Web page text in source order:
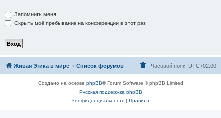
Запомнить меня
Скрыть моё пребывание на конференции в этот раз
Живая Этика в мире Список форумов Часовой пояс: UTC+02:00
Создано на основе phpBB® Forum Software © phpBB Limited
Русская поддержка phpBB
Конфиденциальность| Правила